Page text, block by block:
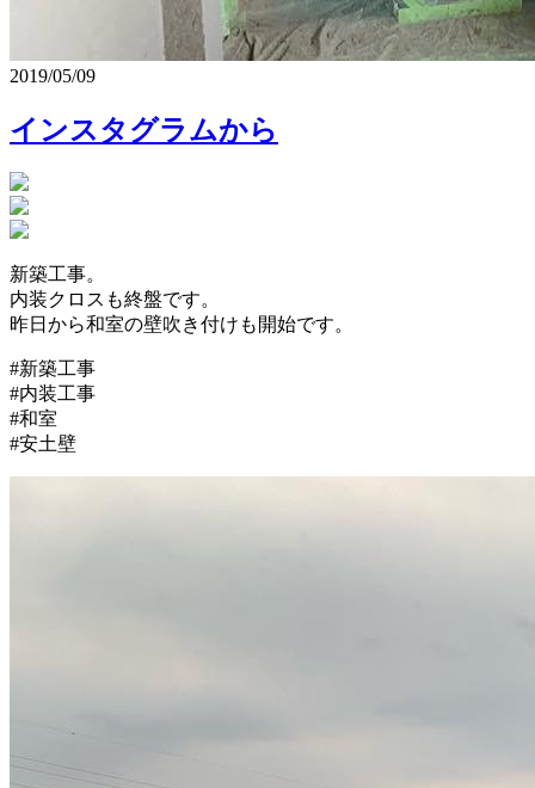
2019/05/09
インスタグラムから
新築工事。
内装クロスも終盤です。
昨日から和室の壁吹き付けも開始です。
#新築工事
#内装工事
#和室
#安土壁